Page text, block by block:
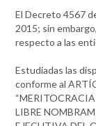
El Decreto 4567
2015; sin
respecto a las
Estudiadas las
conforme al
LIBRE